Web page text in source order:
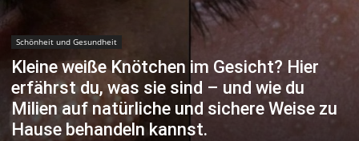
Schönheit und Gesundheit
Kleine weiße Knötchen im Gesicht? Hier
erfährst du, was sie sind – und wie du
Milien auf natürliche und sichere Weise zu
Hause behandeln kannst.